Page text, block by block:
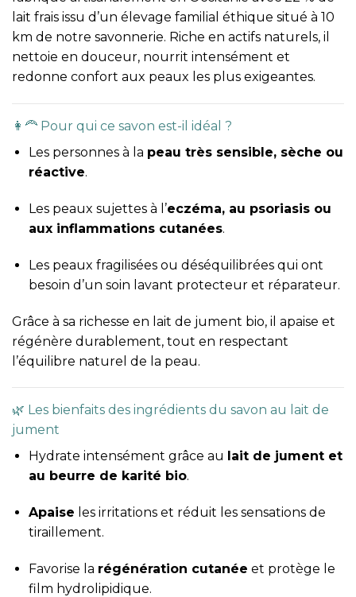
lait frais issu d’un élevage familial éthique situé à 10
km de notre savonnerie. Riche en actifs naturels, il
nettoie en douceur, nourrit intensément et
redonne confort aux peaux les plus exigeantes.
👩‍🦰 Pour qui ce savon est-il idéal ?
Les personnes à la peau très sensible, sèche ou
réactive.
Les peaux sujettes à l’eczéma, au psoriasis ou
aux inflammations cutanées.
Les peaux fragilisées ou déséquilibrées qui ont
besoin d’un soin lavant protecteur et réparateur.
Grâce à sa richesse en lait de jument bio, il apaise et
régénère durablement, tout en respectant
l’équilibre naturel de la peau.
🌿 Les bienfaits des ingrédients du savon au lait de
jument
Hydrate intensément grâce au
lait de jument et
au beurre de karité bio.
Apaise les irritations et réduit les sensations de
tiraillement.
Favorise la régénération cutanée et protège le
film hydrolipidique.